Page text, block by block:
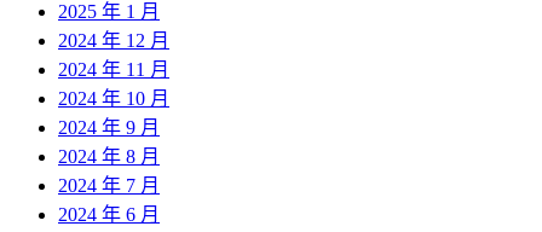
2025 年 1 月
2024 年 12 月
2024 年 11 月
2024 年 10 月
2024 年 9 月
2024 年 8 月
2024 年 7 月
2024 年 6 月